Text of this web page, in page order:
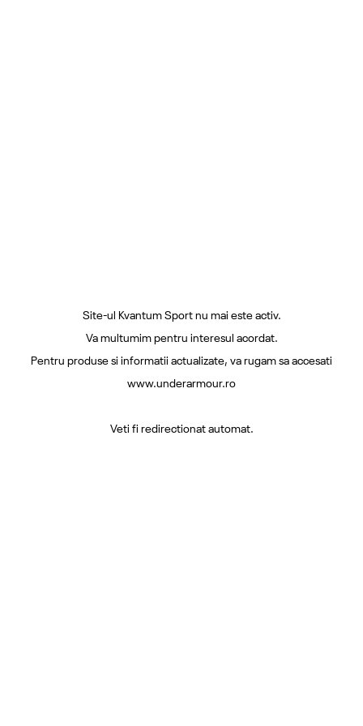
Site-ul Kvantum Sport nu mai este activ.
Va multumim pentru interesul acordat.
Pentru produse si informatii actualizate, va rugam sa accesati
www.underarmour.ro
Veti fi redirectionat automat.